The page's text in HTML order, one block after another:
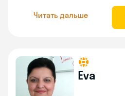
Читать дальше
Eva